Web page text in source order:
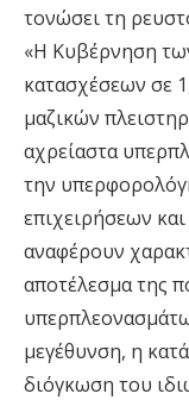
τονώσει τη
«Η Κυβέρνηση
κατασχέσεων σε
μαζικών
αχρείαστα
την
επιχειρήσεων
αναφέρουν
αποτέλεσμα της
μεγέθυνση, η
διόγκωση του